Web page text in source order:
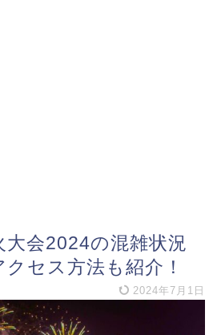
会2024の混雑状況
セス方法も紹介！
2024年7月1日